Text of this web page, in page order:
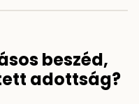
beszéd,
adottság?